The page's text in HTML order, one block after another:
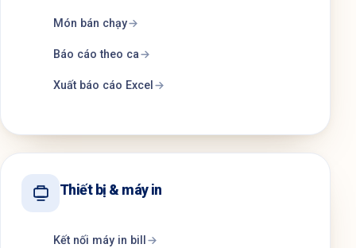
Món bán chạy
Báo cáo theo ca
Xuất báo cáo Excel
Thiết bị & máy in
Kết nối máy in bill